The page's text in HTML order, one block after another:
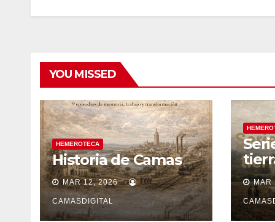
YOU MISSED
HEMEROTECA
Historia de Camas
MAR 12, 2026
CAMASDIGITAL
MAR